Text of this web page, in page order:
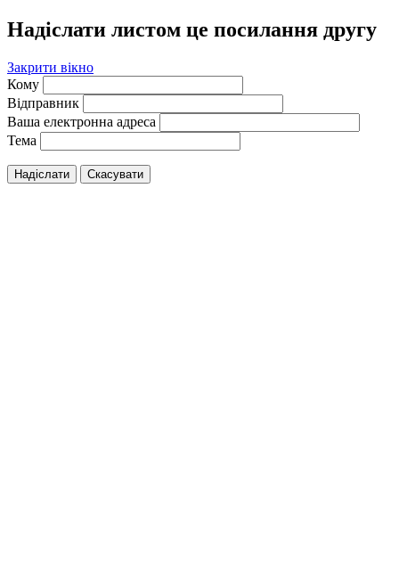
Надіслати листом це посилання другу
Закрити вікно
Кому
Відправник
Ваша електронна адреса
Тема
Надіслати Скасувати